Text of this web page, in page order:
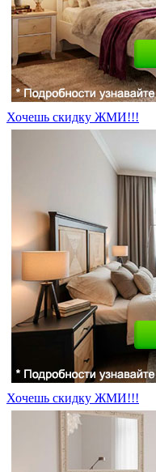
Хочешь скидку ЖМИ!!!
Хочешь скидку ЖМИ!!!